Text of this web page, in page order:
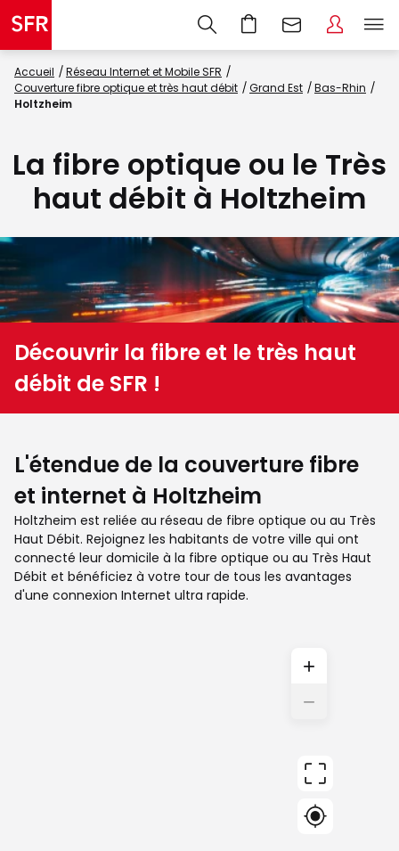
Accueil
Réseau Internet et Mobile SFR
Couverture fibre optique et très haut débit
Grand Est
Bas-Rhin
Holtzheim
La fibre optique ou le Très
haut débit à Holtzheim
Découvrir la fibre et le très haut
débit de SFR !
L'étendue de la couverture fibre
et internet à Holtzheim
Holtzheim est reliée au réseau de fibre optique ou au Très
Haut Débit. Rejoignez les habitants de votre ville qui ont
connecté leur domicile à la fibre optique ou au Très Haut
Débit et bénéficiez à votre tour de tous les avantages
d'une connexion Internet ultra rapide.
+
−